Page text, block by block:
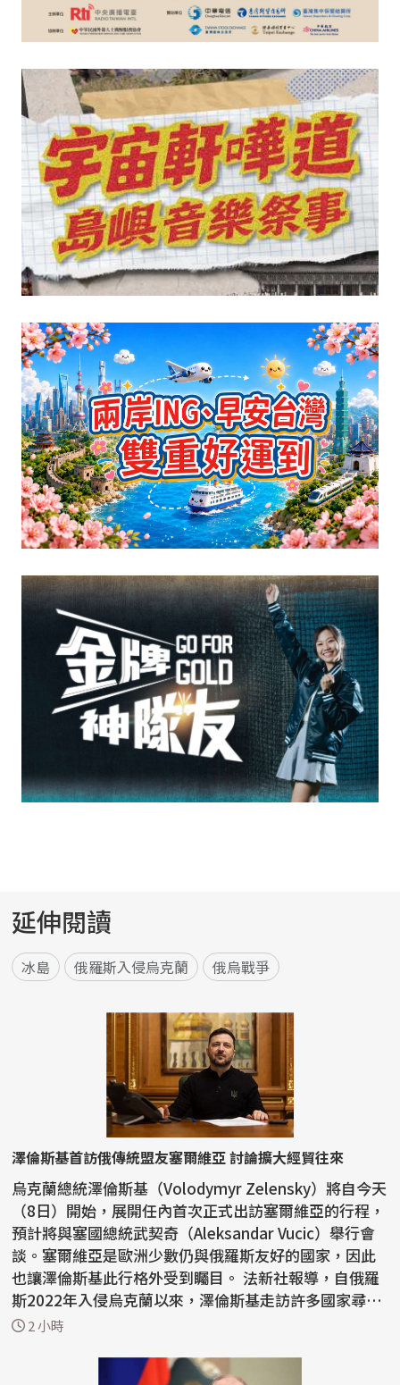
延伸閱讀
冰島 俄羅斯入侵烏克蘭 俄烏戰爭
澤倫斯基首訪俄傳統盟友塞爾維亞 討論擴大經貿往來
烏克蘭總統澤倫斯基（Volodymyr Zelensky）將自今天
（8日）開始，展開任內首次正式出訪塞爾維亞的行程，
預計將與塞國總統武契奇（Aleksandar Vucic）舉行會
談。塞爾維亞是歐洲少數仍與俄羅斯友好的國家，因此
也讓澤倫斯基此行格外受到矚目。 法新社報導，自俄羅
斯2022年入侵烏克蘭以來，澤倫斯基走訪許多國家尋求
支持...
2 小時